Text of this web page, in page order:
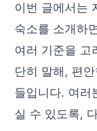
이번 글에서는
숙소를 소개하
여러 기준을 고
단히 말해, 편
들입니다. 여러
실 수 있도록,